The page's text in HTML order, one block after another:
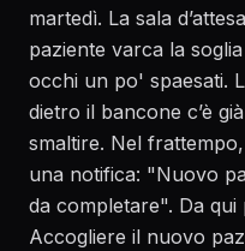
martedì. La sala
paziente varca la
occhi un po' spaesati.
dietro il bancone c’è
smaltire. Nel
una notifica: "Nuovo
da completare". Da qui
Accogliere il nuovo